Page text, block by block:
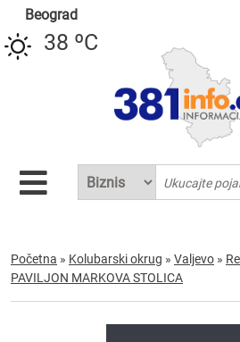
Beograd
38 ºC
Početna » Kolubarski okrug » Valjevo »
PAVILJON MARKOVA STOLICA